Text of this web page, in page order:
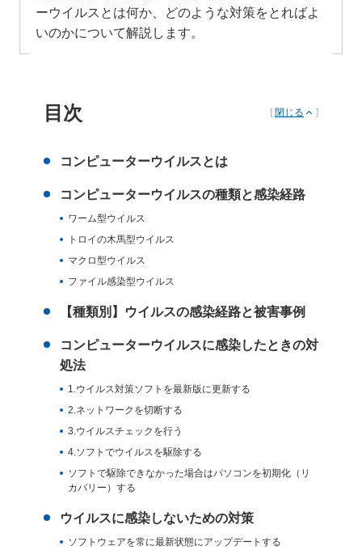
ーウイルスとは何か、どのような対策をとればよ
いのかについて解説します。
目次 [ 閉じる ]
コンピューターウイルスとは
コンピューターウイルスの種類と感染経路
ワーム型ウイルス
トロイの木馬型ウイルス
マクロ型ウイルス
ファイル感染型ウイルス
【種類別】ウイルスの感染経路と被害事例
コンピューターウイルスに感染したときの対
処法
1.ウイルス対策ソフトを最新版に更新する
2.ネットワークを切断する
3.ウイルスチェックを行う
4.ソフトでウイルスを駆除する
ソフトで駆除できなかった場合はパソコンを初期化（リ
カバリー）する
ウイルスに感染しないための対策
ソフトウェアを常に最新状態にアップデートする